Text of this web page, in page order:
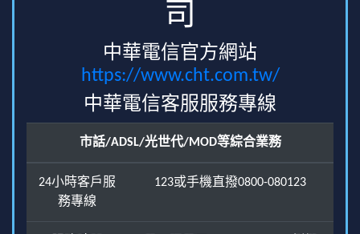
司
中華電信官方網站
https://www.cht.com.tw/
中華電信客服服務專線
市話/ADSL/光世代/MOD等綜合業務
24小時客戶服
務專線
123或手機直撥0800-080123